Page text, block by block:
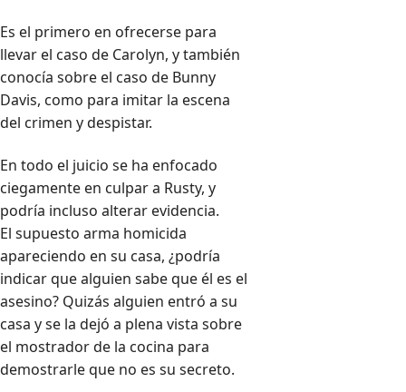
Es el primero en ofrecerse para
llevar el caso de Carolyn, y también
conocía sobre el caso de Bunny
Davis, como para imitar la escena
del crimen y despistar.
En todo el juicio se ha enfocado
ciegamente en culpar a Rusty, y
podría incluso alterar evidencia.
El supuesto arma homicida
apareciendo en su casa, ¿podría
indicar que alguien sabe que él es el
asesino? Quizás alguien entró a su
casa y se la dejó a plena vista sobre
el mostrador de la cocina para
demostrarle que no es su secreto.